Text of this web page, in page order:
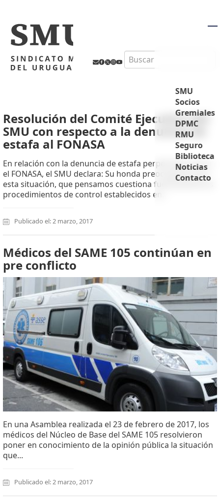
Search
SMU
Socios
Gremiales
DPMC
RMU
Seguro
Biblioteca
Noticias
Contacto
Resolución del Comité Ejecutivo del
SMU con respecto a la denuncia de
estafa al FONASA
En relación con la denuncia de estafa perpetrada contra
el FONASA, el SMU declara: Su honda preocupación por
esta situación, que pensamos cuestiona fuertemente los
procedimientos de control establecidos en...
Publicado el: 2 marzo, 2017
Médicos del SAME 105 continúan en
pre conflicto
En una Asamblea realizada el 23 de febrero de 2017, los
médicos del Núcleo de Base del SAME 105 resolvieron
poner en conocimiento de la opinión pública la situación
que...
Publicado el: 2 marzo, 2017